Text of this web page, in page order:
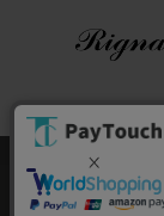
当ウェブサイト
をご提供するため